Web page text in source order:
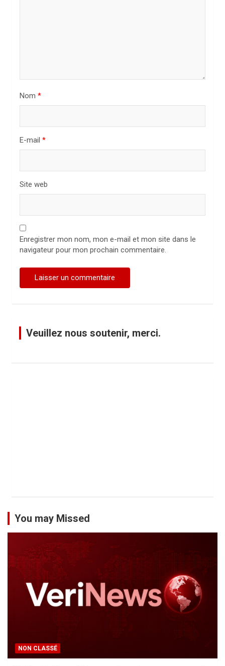
Nom *
E-mail *
Site web
Enregistrer mon nom, mon e-mail et mon site dans le
navigateur pour mon prochain commentaire.
Veuillez nous soutenir, merci.
You may Missed
NON CLASSÉ